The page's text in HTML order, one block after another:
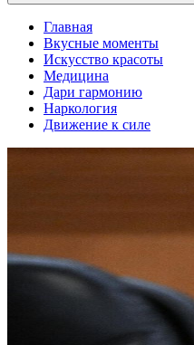
Главная
Вкусные моменты
Искусство красоты
Медицина
Дари гармонию
Наркология
Движение к силе